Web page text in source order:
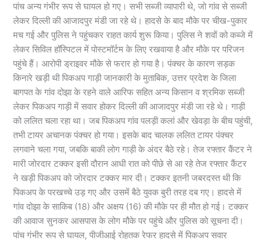
पांच अन्य गंभीर रूप से घायल हो गए। सभी सब्जी व्यापारी थे, जो गांव से सब्जी
लेकर दिल्ली की आजादपुर मंडी जा रहे थे। हादसे के बाद मौके पर चीख-पुकार
मच गई और पुलिस ने पहुंचकर राहत कार्य शुरू किया। पुलिस ने शवों को कब्जे में
लेकर सिविल हॉस्पिटल में पोस्टमॉर्टम के लिए रखवाया है और मौके पर परिजन
पहुंचे हैं। आरोपी ड्राइवर मौके से फरार हो गया है। पंक्चर के कारण सड़क
किनारे खड़ी थी पिकअप गाड़ी जानकारी के मुताबिक, उत्तर प्रदेश के जिला
बागपत के गांव दोझा के रहने वाले आरिफ सहित अन्य किसान व श्रमिक सब्जी
लेकर पिकअप गाड़ी में सवार होकर दिल्ली की आजादपुर मंडी जा रहे थे। गाड़ी
को ललित चला रहा था। जब पिकअप गांव पलड़ी कलां और खेवड़ा के बीच पहुंची,
तभी टायर अचानक पंक्चर हो गया। इसके बाद चालक ललित टायर पंक्चर
लगवाने चला गया, जबकि बाकी लोग गाड़ी के अंदर बैठे रहे। तेज रफ्तार कैंटर ने
मारी जोरदार टक्कर इसी दौरान आधी रात को पीछे से आ रहे तेज रफ्तार कैंटर
ने खड़ी पिकअप को जोरदार टक्कर मार दी। टक्कर इतनी जबरदस्त थी कि
पिकअप के परखच्चे उड़ गए और उसमें बैठे युवक बुरी तरह दब गए। हादसे में
गांव दोझा के साकिब (18) और अक्षय (16) की मौके पर ही मौत हो गई। टक्कर
की आवाज सुनकर आसपास के लोग मौके पर पहुंचे और पुलिस को सूचना दी।
पांच गंभीर रूप से घायल, पीजीआई रोहतक रेफर हादसे में पिकअप सवार